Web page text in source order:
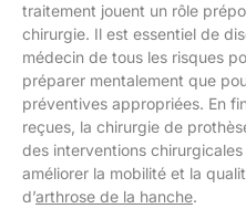
traitement jouent un rôle
chirurgie. Il est essentiel de
médecin de tous les risques
préparer mentalement que
préventives appropriées. En
reçues, la chirurgie de
des interventions
améliorer la mobilité et la
d’arthrose de la hanche.